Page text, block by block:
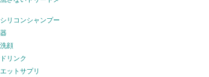
シリコンシャンプー
顔
リンク
ットサプリ